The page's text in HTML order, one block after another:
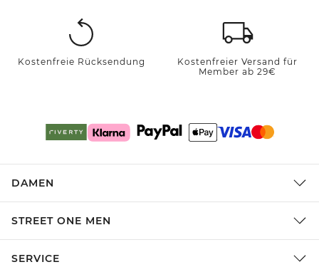
Kostenfreie Rücksendung
Kostenfreier Versand für
Member ab 29€
DAMEN
STREET ONE MEN
SERVICE